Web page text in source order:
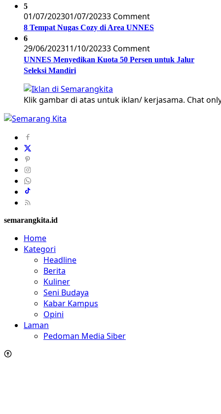
5
01/07/202301/07/20233 Comment
8 Tempat Nugas Cozy di Area UNNES
6
29/06/202311/10/20233 Comment
UNNES Menyedikan Kuota 50 Persen untuk Jalur
Seleksi Mandiri
Klik gambar di atas untuk iklan/ kerjasama. Chat
semarangkita.id
Home
Kategori
Headline
Berita
Kuliner
Seni Budaya
Kabar Kampus
Opini
Laman
Pedoman Media Siber